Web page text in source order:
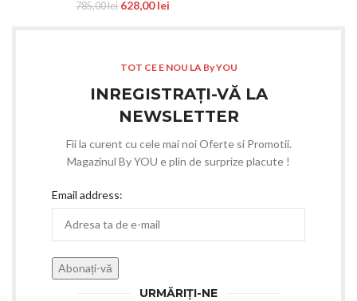
785,00lei 628,00lei
TOT CE E NOU LA By YOU
INREGISTRAȚI-VĂ LA
NEWSLETTER
Fii la curent cu cele mai noi Oferte si Promotii.
Magazinul By YOU e plin de surprize placute !
Email address:
URMĂRIȚI-NE